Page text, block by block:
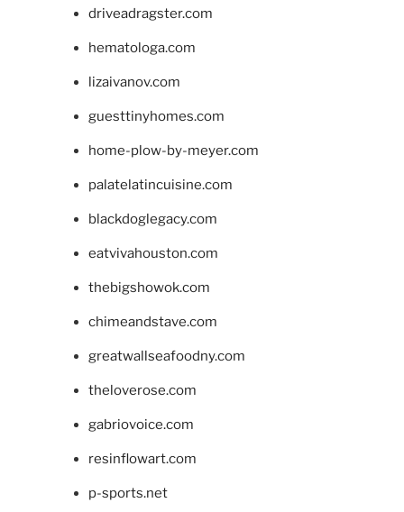
driveadragster.com
hematologa.com
lizaivanov.com
guesttinyhomes.com
home-plow-by-meyer.com
palatelatincuisine.com
blackdoglegacy.com
eatvivahouston.com
thebigshowok.com
chimeandstave.com
greatwallseafoodny.com
theloverose.com
gabriovoice.com
resinflowart.com
p-sports.net